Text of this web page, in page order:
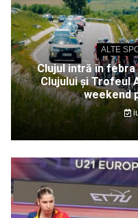
ALTE
Clujul intră în
Clujului și Trofeul
weekend